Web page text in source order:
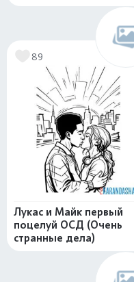
89
Лукас и Майк первый
поцелуй ОСД (Очень
странные дела)